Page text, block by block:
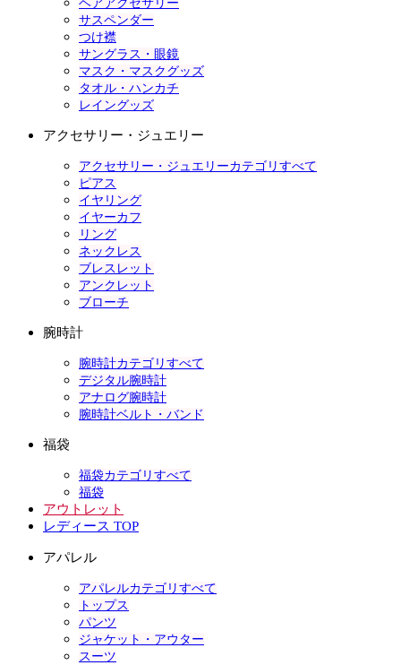
ヘアアクセサリー
サスペンダー
つけ襟
サングラス・眼鏡
マスク・マスクグッズ
タオル・ハンカチ
レイングッズ
アクセサリー・ジュエリー
アクセサリー・ジュエリーカテゴリすべて
ピアス
イヤリング
イヤーカフ
リング
ネックレス
ブレスレット
アンクレット
ブローチ
腕時計
腕時計カテゴリすべて
デジタル腕時計
アナログ腕時計
腕時計ベルト・バンド
福袋
福袋カテゴリすべて
福袋
アウトレット
レディース TOP
アパレル
アパレルカテゴリすべて
トップス
パンツ
ジャケット・アウター
スーツ